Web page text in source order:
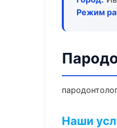
Режим
Наши